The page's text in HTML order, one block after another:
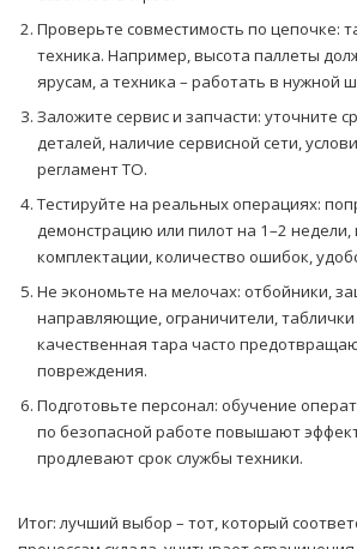
Проверьте совместимость по цепочке:
техника. Например, высота паллеты
ярусам, а техника – работать в нужной
Заложите сервис и запчасти: уточните
деталей, наличие сервисной сети,
регламент ТО.
Тестируйте на реальных операциях:
демонстрацию или пилот на 1–2 недели,
комплектации, количество ошибок,
Не экономьте на мелочах: отбойники,
направляющие, ограничители, таблички
качественная тара часто
повреждения.
Подготовьте персонал: обучение
по безопасной работе повышают
продлевают срок службы техники.
Итог: лучший выбор – тот, который